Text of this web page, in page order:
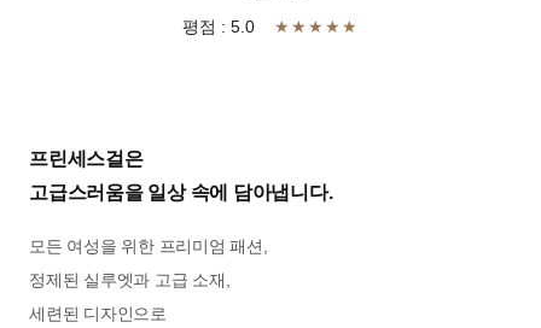
평점 : 5.0 ★★★★★
프린세스걸은
고급스러움을 일상 속에 담아냅니다.
모든 여성을 위한 프리미엄 패션,
정제된 실루엣과 고급 소재,
세련된 디자인으로